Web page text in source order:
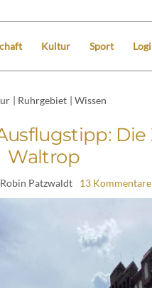
Kultur Sport
| Ruhrgebiet | Wissen
Die
Waltrop
Patzwaldt 13 Kommentare